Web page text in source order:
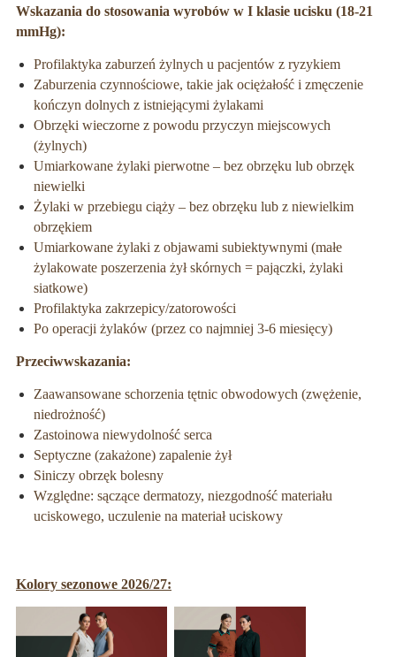
Wskazania do stosowania wyrobów w I klasie ucisku (18-21
mmHg):
Profilaktyka zaburzeń żylnych u pacjentów z ryzykiem
Zaburzenia czynnościowe, takie jak ociężałość i zmęczenie
kończyn dolnych z istniejącymi żylakami
Obrzęki wieczorne z powodu przyczyn miejscowych
(żylnych)
Umiarkowane żylaki pierwotne – bez obrzęku lub obrzęk
niewielki
Żylaki w przebiegu ciąży – bez obrzęku lub z niewielkim
obrzękiem
Umiarkowane żylaki z objawami subiektywnymi (małe
żylakowate poszerzenia żył skórnych = pajączki, żylaki
siatkowe)
Profilaktyka zakrzepicy/zatorowości
Po operacji żylaków (przez co najmniej 3-6 miesięcy)
Przeciwwskazania:
Zaawansowane schorzenia tętnic obwodowych (zwężenie,
niedrożność)
Zastoinowa niewydolność serca
Septyczne (zakażone) zapalenie żył
Siniczy obrzęk bolesny
Względne: sączące dermatozy, niezgodność materiału
uciskowego, uczulenie na materiał uciskowy
Kolory sezonowe 2026/27: